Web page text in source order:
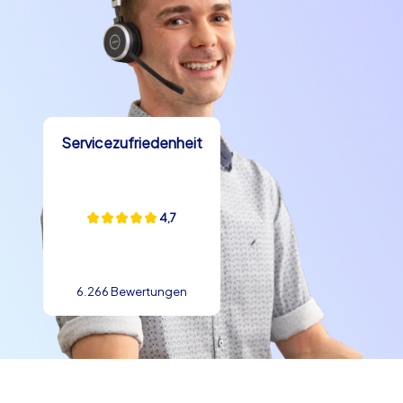
Servicezufriedenheit
4,7
6.266 Bewertungen